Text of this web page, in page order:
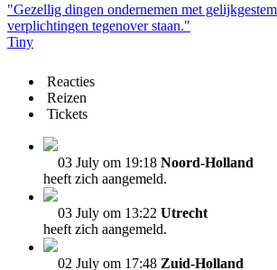
"Gezellig dingen ondernemen met
verplichtingen tegenover staan."
Tiny
Reacties
Reizen
Tickets
03 July om 19:18 Noord-Holland
heeft zich aangemeld.
03 July om 13:22 Utrecht
heeft zich aangemeld.
02 July om 17:48 Zuid-Holland